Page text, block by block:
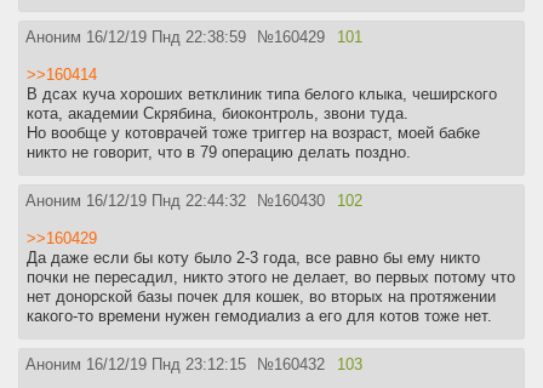
Аноним 16/12/19 Пнд 22:38:59 №160429 101
>>160414
В дсах куча хороших ветклиник типа белого клыка, чеширского
кота, академии Скрябина, биоконтроль, звони туда.
Но вообще у котоврачей тоже триггер на возраст, моей бабке
никто не говорит, что в 79 операцию делать поздно.
Аноним 16/12/19 Пнд 22:44:32 №160430 102
>>160429
Да даже если бы коту было 2-3 года, все равно бы ему никто
почки не пересадил, никто этого не делает, во первых потому что
нет донорской базы почек для кошек, во вторых на протяжении
какого-то времени нужен гемодиализ а его для котов тоже нет.
Аноним 16/12/19 Пнд 23:12:15 №160432 103